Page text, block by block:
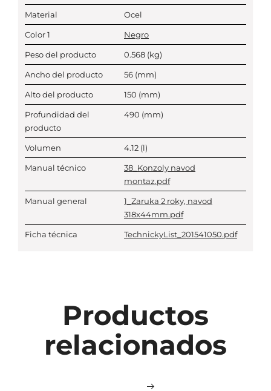
Material Ocel
Color 1 Negro
Peso del producto 0.568 (kg)
Ancho del producto 56 (mm)
Alto del producto 150 (mm)
Profundidad del
producto
490 (mm)
Volumen 4.12 (l)
Manual técnico
38_Konzoly navod
montaz.pdf
Manual general
1_Zaruka 2 roky, navod
318x44mm.pdf
Ficha técnica TechnickyList_201541050.pdf
Productos
relacionados